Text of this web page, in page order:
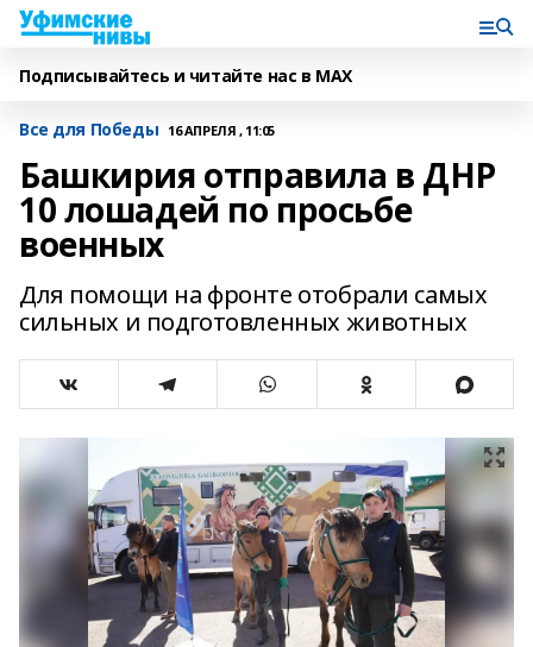
Подписывайтесь и читайте нас в MAX
Все для Победы 16 АПРЕЛЯ , 11:05
Башкирия отправила в ДНР
10 лошадей по просьбе
военных
Для помощи на фронте отобрали самых
сильных и подготовленных животных